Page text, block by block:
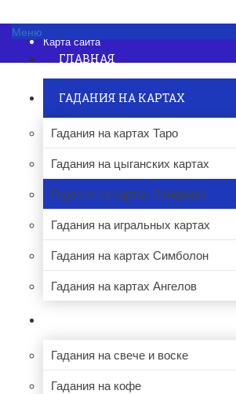
Контакты
Карта сайта
Меню
ГЛАВНАЯ
ГАДАНИЯ НА КАРТАХ
Гадания на картах Таро
Гадания на цыганских картах
Гадания на картах Ленорман
Гадания на игральных картах
Гадания на картах Симболон
Гадания на картах Ангелов
Гадания на свече и воске
Гадания на кофе